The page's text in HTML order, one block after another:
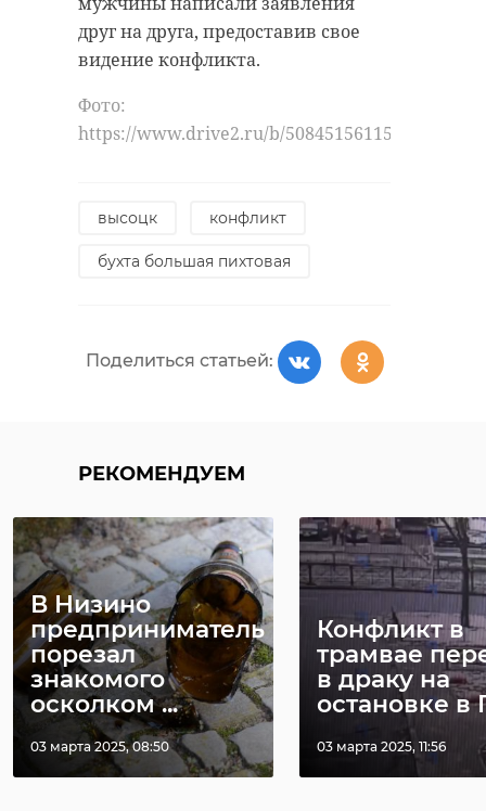
друг на друга, предоставив свое
видение конфликта.
Фото:
https://www.drive2.ru/b/508451561152709322/
высоцк конфликт
бухта большая пихтовая
Поделиться статьей:
РЕКОМЕНДУЕМ
В Низино
предприниматель
порезал
знакомого
осколком ...
03 марта 2025, 08:50
Конфликт в
трамвае
в драку на
остановке в
03 марта 2025, 11:56